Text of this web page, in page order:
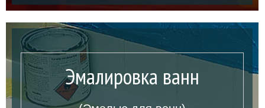
Эмалировка ванн